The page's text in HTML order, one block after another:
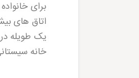
اتاق های
یک طویله
خانه